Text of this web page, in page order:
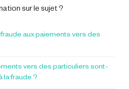
sur le sujet ?
aux paiements vers des
vers des particuliers sont-
la fraude ?